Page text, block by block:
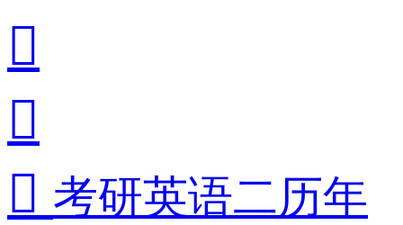


 考研英语二历年